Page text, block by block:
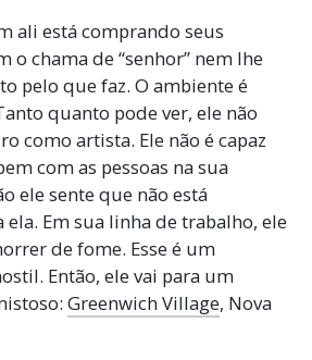
ali está comprando seus
o chama de “senhor” nem lhe
pelo que faz. O ambiente é
quanto pode ver, ele não
como artista. Ele não é capaz
com as pessoas na sua
ele sente que não está
Em sua linha de trabalho, ele
de fome. Esse é um
Então, ele vai para um
Greenwich Village, Nova